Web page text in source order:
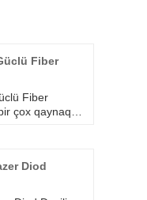
Fiber
Fiber
çox qaynaq
pompası
Diod